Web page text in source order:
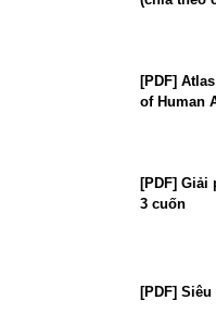
[PDF]
of Human
[PDF] Giải
3 cuốn
[PDF]